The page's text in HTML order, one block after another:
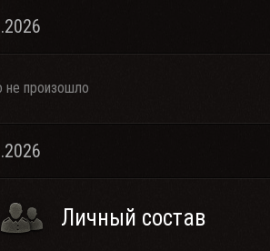
не произошло
Личный состав